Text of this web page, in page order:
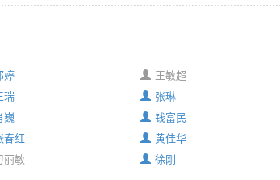
婷
王敏超
瑞
张琳
巍
钱富民
春红
黄佳华
丽敏
徐刚